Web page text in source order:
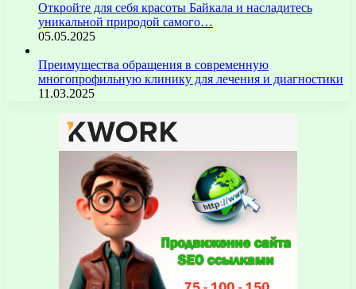
Откройте для себя красоты Байкала и насладитесь
уникальной природой самого…
05.05.2025
Преимущества обращения в современную
многопрофильную клинику для лечения и диагностики
11.03.2025